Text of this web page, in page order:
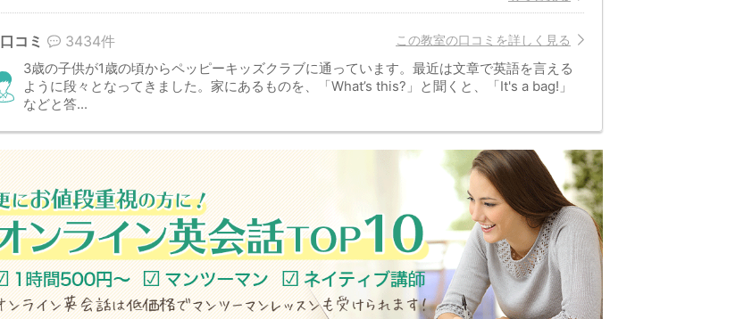
この教室の口コミを詳しく見る
口コミ 3434件
3歳の子供が1歳の頃からペッピーキッズクラブに通っています。最近は文章で英語を言える
ように段々となってきました。家にあるものを、「What’s this?」と聞くと、「It's a bag!」
などと答...